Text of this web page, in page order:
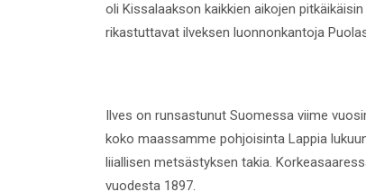
oli Kissalaakson kaikkien aikojen
rikastuttavat ilveksen luonnonkantoja
Ilves on runsastunut Suomessa viime
koko maassamme pohjoisinta Lappia
liiallisen metsästyksen takia.
vuodesta 1897.